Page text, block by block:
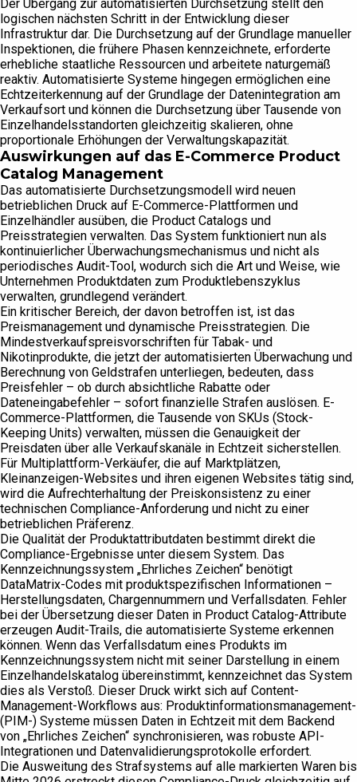
Der Übergang zur automatisierten Durchsetzung stellt den
logischen nächsten Schritt in der Entwicklung dieser
Infrastruktur dar. Die Durchsetzung auf der Grundlage manueller
Inspektionen, die frühere Phasen kennzeichnete, erforderte
erhebliche staatliche Ressourcen und arbeitete naturgemäß
reaktiv. Automatisierte Systeme hingegen ermöglichen eine
Echtzeiterkennung auf der Grundlage der Datenintegration am
Verkaufsort und können die Durchsetzung über Tausende von
Einzelhandelsstandorten gleichzeitig skalieren, ohne
proportionale Erhöhungen der Verwaltungskapazität.
Auswirkungen auf das E-Commerce Product
Catalog Management
Das automatisierte Durchsetzungsmodell wird neuen
betrieblichen Druck auf E-Commerce-Plattformen und
Einzelhändler ausüben, die Product Catalogs und
Preisstrategien verwalten. Das System funktioniert nun als
kontinuierlicher Überwachungsmechanismus und nicht als
periodisches Audit-Tool, wodurch sich die Art und Weise, wie
Unternehmen Produktdaten zum Produktlebenszyklus
verwalten, grundlegend verändert.
Ein kritischer Bereich, der davon betroffen ist, ist das
Preismanagement und dynamische Preisstrategien. Die
Mindestverkaufspreisvorschriften für Tabak- und
Nikotinprodukte, die jetzt der automatisierten Überwachung und
Berechnung von Geldstrafen unterliegen, bedeuten, dass
Preisfehler – ob durch absichtliche Rabatte oder
Dateneingabefehler – sofort finanzielle Strafen auslösen. E-
Commerce-Plattformen, die Tausende von SKUs (Stock-
Keeping Units) verwalten, müssen die Genauigkeit der
Preisdaten über alle Verkaufskanäle in Echtzeit sicherstellen.
Für Multiplattform-Verkäufer, die auf Marktplätzen,
Kleinanzeigen-Websites und ihren eigenen Websites tätig sind,
wird die Aufrechterhaltung der Preiskonsistenz zu einer
technischen Compliance-Anforderung und nicht zu einer
betrieblichen Präferenz.
Die Qualität der Produktattributdaten bestimmt direkt die
Compliance-Ergebnisse unter diesem System. Das
Kennzeichnungssystem „Ehrliches Zeichen“ benötigt
DataMatrix-Codes mit produktspezifischen Informationen –
Herstellungsdaten, Chargennummern und Verfallsdaten. Fehler
bei der Übersetzung dieser Daten in Product Catalog-Attribute
erzeugen Audit-Trails, die automatisierte Systeme erkennen
können. Wenn das Verfallsdatum eines Produkts im
Kennzeichnungssystem nicht mit seiner Darstellung in einem
Einzelhandelskatalog übereinstimmt, kennzeichnet das System
dies als Verstoß. Dieser Druck wirkt sich auf Content-
Management-Workflows aus: Produktinformationsmanagement-
(PIM-) Systeme müssen Daten in Echtzeit mit dem Backend
von „Ehrliches Zeichen“ synchronisieren, was robuste API-
Integrationen und Datenvalidierungsprotokolle erfordert.
Die Ausweitung des Strafsystems auf alle markierten Waren bis